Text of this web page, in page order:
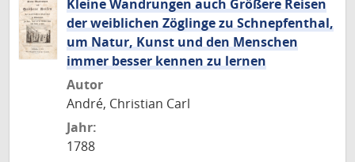
Kleine Wandrungen auch Größere Reisen
der weiblichen Zöglinge zu Schnepfenthal,
um Natur, Kunst und den Menschen
immer besser kennen zu lernen
Autor
André, Christian Carl
Jahr:
1788